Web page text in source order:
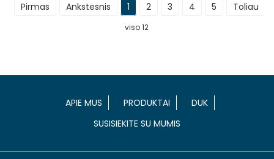
Pirmas Ankstesnis 1 2 3 4 5 Toliau
viso 12
APIE MUS PRODUKTAI
DUK
SUSISIEKITE SU MUMIS